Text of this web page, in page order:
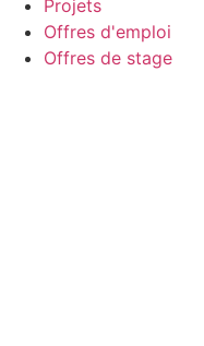
Projets
Offres d'emploi
Offres de stage